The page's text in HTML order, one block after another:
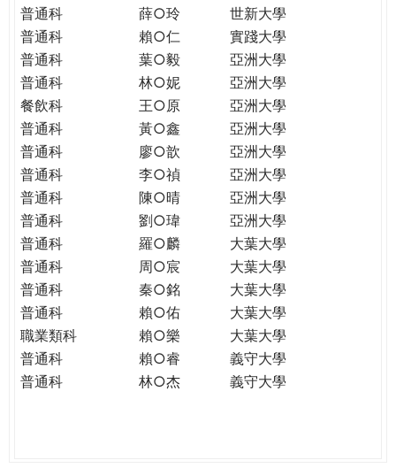
普通科
薛○玲
世新大學
普通科
賴○仁
實踐大學
普通科
葉○毅
亞洲大學
普通科
林○妮
亞洲大學
餐飲科
王○原
亞洲大學
普通科
黃○鑫
亞洲大學
普通科
廖○歆
亞洲大學
普通科
李○禎
亞洲大學
普通科
陳○晴
亞洲大學
普通科
劉○瑋
亞洲大學
普通科
羅○麟
大葉大學
普通科
周○宸
大葉大學
普通科
秦○銘
大葉大學
普通科
賴○佑
大葉大學
職業類科
賴○樂
大葉大學
普通科
賴○睿
義守大學
普通科
林○杰 義守大學